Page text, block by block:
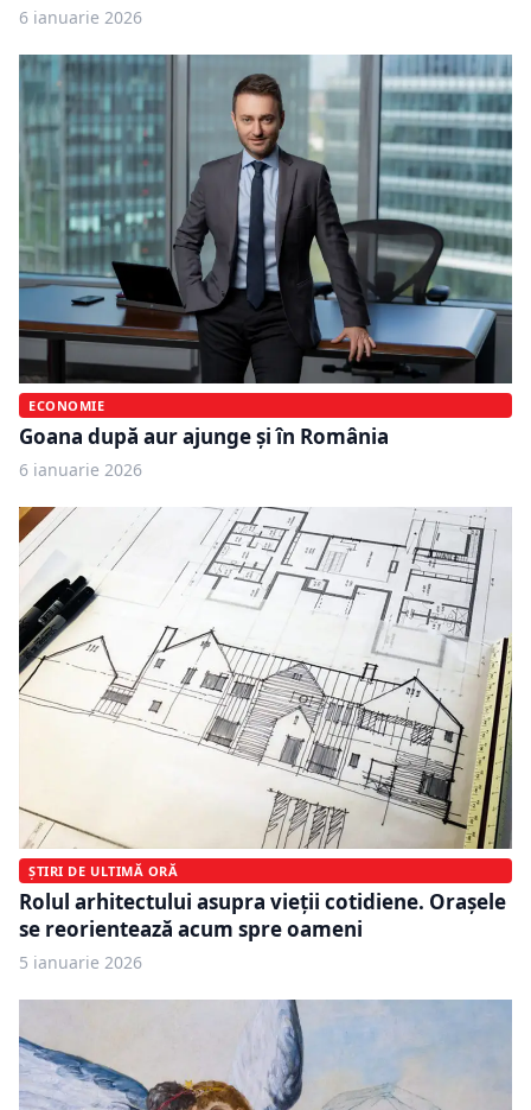
6 ianuarie 2026
ECONOMIE
Goana după aur ajunge și în România
6 ianuarie 2026
ȘTIRI DE ULTIMĂ ORĂ
Rolul arhitectului asupra vieții cotidiene. Orașele
se reorientează acum spre oameni
5 ianuarie 2026